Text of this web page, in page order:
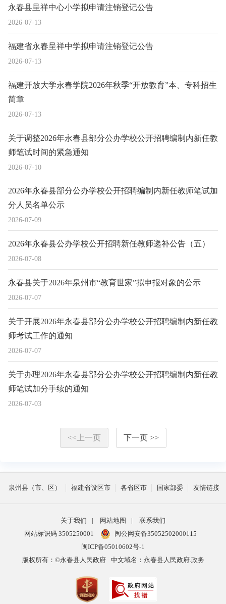
2026-07-13
永春县呈祥中心小学拟申请注销登记公告
2026-07-13
福建省永春呈祥中学拟申请注销登记公告
2026-07-13
福建开放大学永春学院2026年秋季“开放教育”本、专科招生
简章
2026-07-10
关于调整2026年永春县部分公办学校公开招聘编制内新任教
师笔试时间的紧急通知
2026-07-09
2026年永春县部分公办学校公开招聘编制内新任教师笔试加
分人员名单公示
2026-07-08
2026年永春县公办学校公开招聘新任教师递补公告（五）
2026-07-07
永春县关于2026年泉州市“教育世家”拟申报对象的公示
2026-07-07
关于开展2026年永春县部分公办学校公开招聘编制内新任教
师考试工作的通知
2026-07-03
关于办理2026年永春县部分公办学校公开招聘编制内新任教
师笔试加分手续的通知
<<上一页 下一页 >>
泉州县（市、区） 福建省设区市 各省区市 国家部委 友情链接
关于我们 | 网站地图 |
联系我们
网站标识码 3505250001
闽公网安备35052502000115
闽ICP备05010602号-1
版权所有：©永春县人民政府
中文域名：永春县人民政府.政务